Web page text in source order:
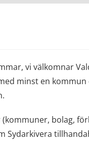
vi välkomnar
minst en
bolag,
Sydarkivera